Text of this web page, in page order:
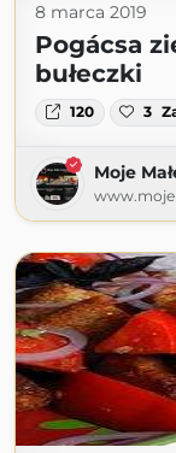
8 marca 2019
Pogácsa
bułeczki
120 3
Moje